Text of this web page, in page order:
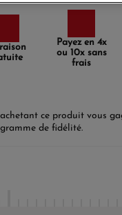
Payez en 4x
ou 10x sans
frais
achetant ce produit vous
de fidélité.